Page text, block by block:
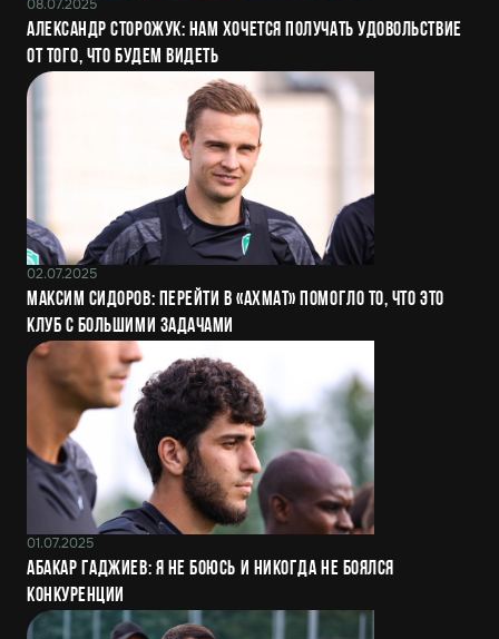
08.07.2025
Александр Сторожук: Нам хочется получать удовольствие
от того, что будем видеть
02.07.2025
Максим Сидоров: Перейти в «Ахмат» помогло то, что это
клуб с большими задачами
01.07.2025
Абакар Гаджиев: Я не боюсь и никогда не боялся
конкуренции